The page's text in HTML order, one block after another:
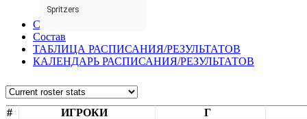
Spritzers
Статистика
Состав
ТАБЛИЦА РАСПИСАНИЯ/РЕЗУЛЬТАТОВ
КАЛЕНДАРЬ РАСПИСАНИЯ/РЕЗУЛЬТАТОВ
# ИГРОКИ Г